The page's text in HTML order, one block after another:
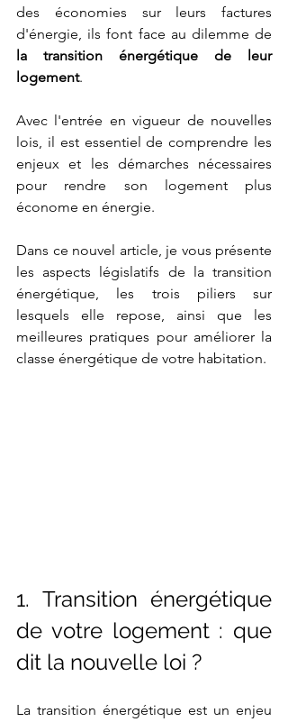
des économies sur leurs factures
la transition énergétique de leur
logement.
Avec l'entrée en vigueur de nouvelles
lois, il est essentiel de comprendre les
enjeux et les démarches nécessaires
pour rendre son logement plus
économe en énergie.
Dans ce nouvel article, je vous présente
les aspects législatifs de la transition
énergétique, les trois piliers sur
lesquels elle repose, ainsi que les
meilleures pratiques pour améliorer la
classe énergétique de votre habitation.
1. Transition énergétique
de votre logement : que
dit la nouvelle loi ?
La transition énergétique est un enjeu